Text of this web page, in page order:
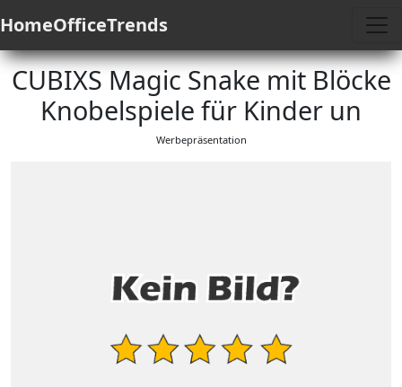
HomeOfficeTrends
CUBIXS Magic Snake mit Blöcke
Knobelspiele für Kinder un
Werbepräsentation